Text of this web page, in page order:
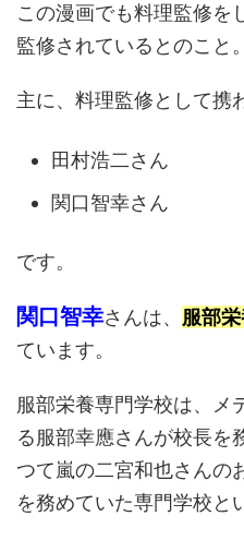
この漫画でも料理監修を
監修されているとのこと。
主に、料理監修として携
田村浩二さん
関口智幸さん
です。
関口智幸さんは、 服部
ています。
服部栄養専門学校は、メ
る服部幸應さんが校長を
つて嵐の二宮和也さんの
を務めていた専門学校と